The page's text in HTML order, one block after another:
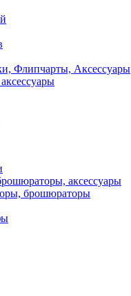
Флипчарты, Аксессуары
аксессуары
брошюраторы